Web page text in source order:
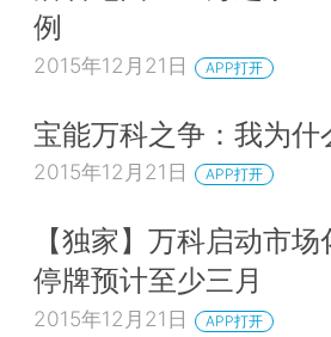
例
2015年12月21日 APP打开
宝能万科之争：我为什
2015年12月21日 APP打开
【独家】万科启动市场
停牌预计至少三月
2015年12月21日 APP打开